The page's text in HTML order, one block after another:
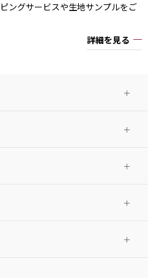
ングサービスや生地サンプルをご
詳細を見る